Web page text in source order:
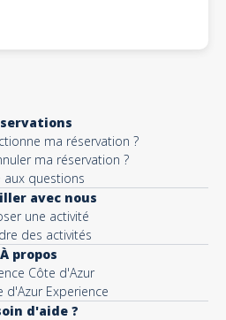
ma réservation ?
ma réservation ?
aux questions
avec nous
une activité
des activités
À propos
Côte d'Azur
d'Azur Experience
d'aide ?